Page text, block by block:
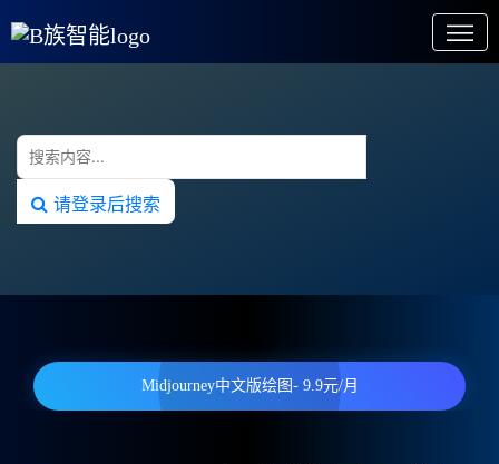
请登录后搜索
Midjourney中文版绘图- 9.9元/月